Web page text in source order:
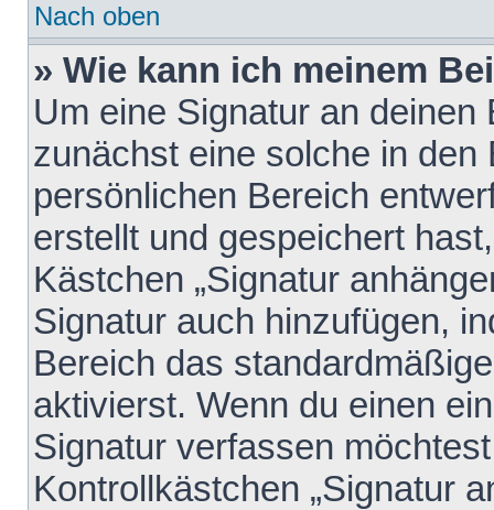
Nach oben
» Wie kann ich meinem
Um eine Signatur an
zunächst eine solche in den
persönlichen Bereich
erstellt und gespeichert
Kästchen „Signatur
Signatur auch hinzufügen,
Bereich das
aktivierst. Wenn du einen
Signatur verfassen
Kontrollkästchen „Signatur